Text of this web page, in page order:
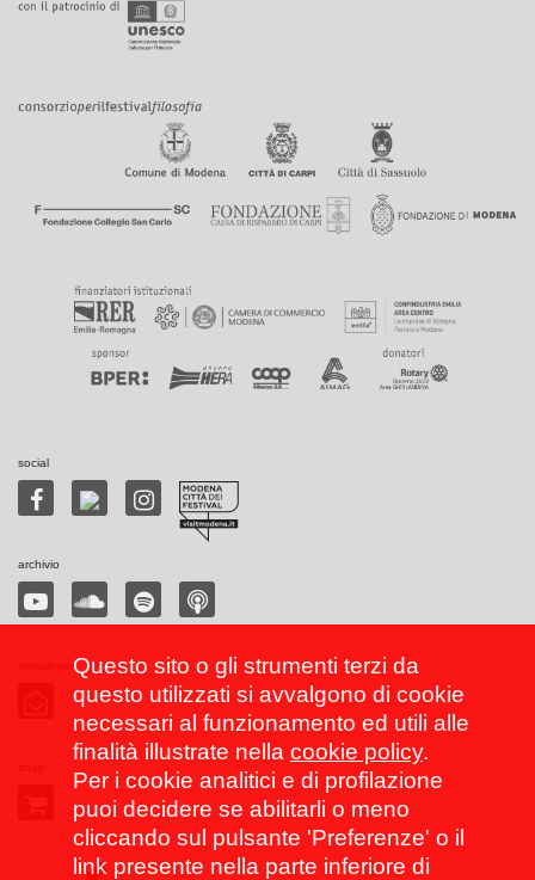
social
archivio
newsletterQuesto sito o gli strumenti terzi da
questo utilizzati si avvalgono di cookie
necessari al funzionamento ed utili alle
finalità illustrate nella cookie policy.
Per i cookie analitici e di profilazione
puoi decidere se abilitarli o meno
cliccando sul pulsante 'Preferenze' o il
link presente nella parte inferiore di